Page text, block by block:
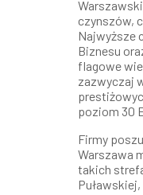
czynszów,
Najwyższe
Biznesu
flagowe
zazwyczaj
poziom 30
Firmy
Warszawa
takich